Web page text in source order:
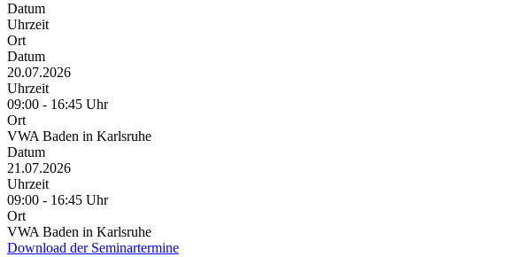
Datum
Uhrzeit
Ort
Datum
20.07.2026
Uhrzeit
09:00 - 16:45 Uhr
Ort
VWA Baden in Karlsruhe
Datum
21.07.2026
Uhrzeit
09:00 - 16:45 Uhr
Ort
VWA Baden in Karlsruhe
Download der Seminartermine